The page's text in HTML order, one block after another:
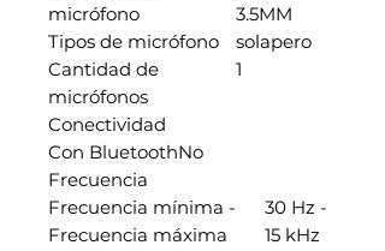
micrófono
3.5MM
Tipos de micrófono
solapero
Cantidad de
micrófonos
1
Conectividad
Con BluetoothNo
Frecuencia
Frecuencia mínima -
Frecuencia máxima
30 Hz -
15 kHz